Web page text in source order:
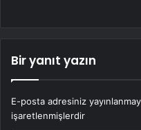
Bir yanıt yazın
E-posta adresiniz
işaretlenmişlerdir